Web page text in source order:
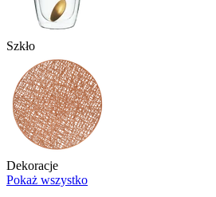
Szkło
Dekoracje
Pokaż wszystko